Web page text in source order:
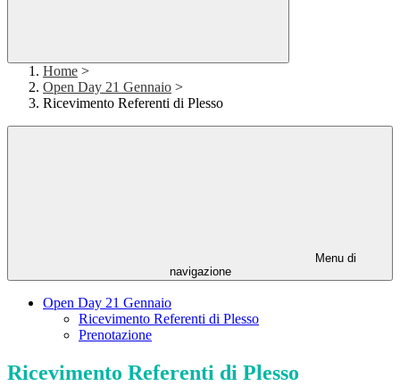
Home >
Open Day 21 Gennaio >
Ricevimento Referenti di Plesso
Menu di
navigazione
Open Day 21 Gennaio
Ricevimento Referenti di Plesso
Prenotazione
Ricevimento Referenti di Plesso